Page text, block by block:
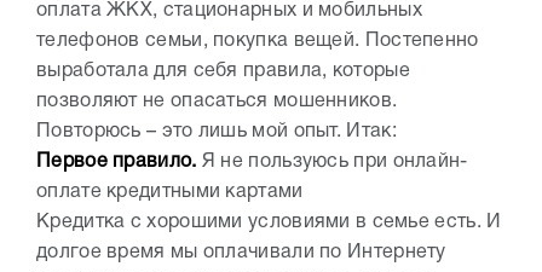
оплата ЖКХ, стационарных и мобильных
телефонов семьи, покупка вещей. Постепенно
выработала для себя правила, которые
позволяют не опасаться мошенников.
Повторюсь – это лишь мой опыт. Итак:
Первое правило. Я не пользуюсь при онлайн-
оплате кредитными картами
Кредитка с хорошими условиями в семье есть. И
долгое время мы оплачивали по Интернету